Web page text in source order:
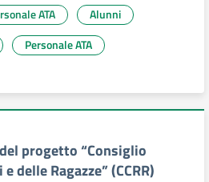
ATA
Alunni
Personale ATA
progetto “Consiglio
delle Ragazze” (CCRR)